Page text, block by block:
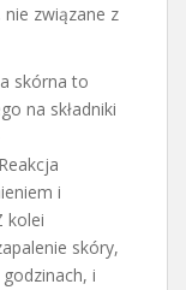
związane z
skórna to
na składniki
i
kolei
skóry,
i